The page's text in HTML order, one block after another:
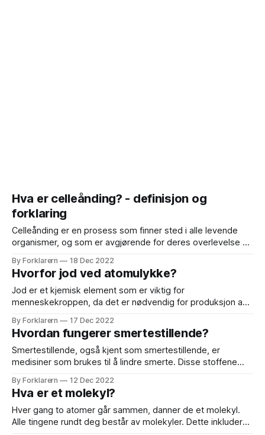
Hva er celleånding? - definisjon og
forklaring
Celleånding er en prosess som finner sted i alle levende
organismer, og som er avgjørende for deres overlevelse og
energi ved å omdanne organiske molekyler til ATP
(adenosintrifosfat), som er kroppens primære energikilde.
Celleånding kan deles inn i to hovedkategorier: anaerob
By Forklarern 18 Dec 2022
Hvorfor jod ved atomulykke?
Jod er et kjemisk element som er viktig for
menneskekroppen, da det er nødvendig for produksjon av
vekst og utvikling, og spiller en rolle i metabolismen. I tilfelle
av en atomulykke, kan mennesker bli utsatt for radioaktivt
jod, som kan være skadelig for
By Forklarern 17 Dec 2022
Hvordan fungerer smertestillende?
Smertestillende, også kjent som smertestillende, er
medisiner som brukes til å lindre smerte. Disse stoffene
det berørte området til hjernen, og reduserer derved
oppfatningen av smerte. Det finnes flere forskjellige typer
smertestillende midler, som hver virker på en litt annen
måte for
By Forklarern 12 Dec 2022
Hva er et molekyl?
Hver gang to atomer går sammen, danner de et molekyl.
Alle tingene rundt deg består av molekyler. Dette inkluderer